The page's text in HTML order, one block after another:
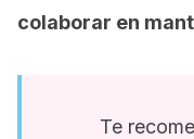
colaborar en
Te